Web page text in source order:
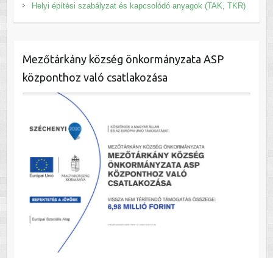
Helyi építési szabályzat és kapcsolódó anyagok (TAK, TKR)
Mezőtárkány község önkormányzata ASP
központhoz való csatlakozása